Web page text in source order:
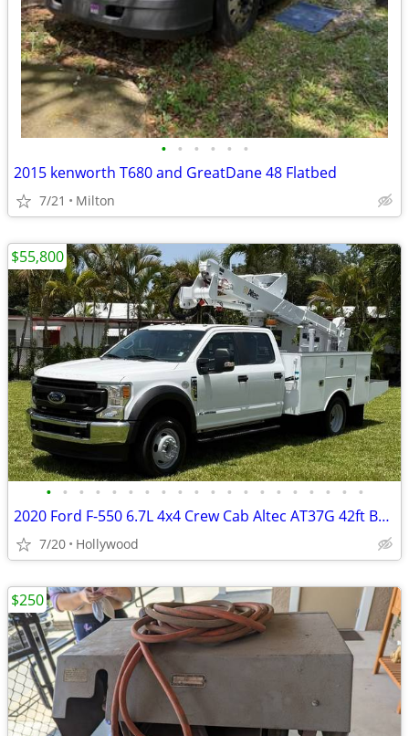
• • • • • •
2015 kenworth T680 and GreatDane 48 Flatbed
7/21 Milton
• • • • • • • • • • • • • • • • • • • •
2020 Ford F-550 6.7L 4x4 Crew Cab Altec AT37G 42ft Bucket Truck
7/20 Hollywood
$55,800
$250